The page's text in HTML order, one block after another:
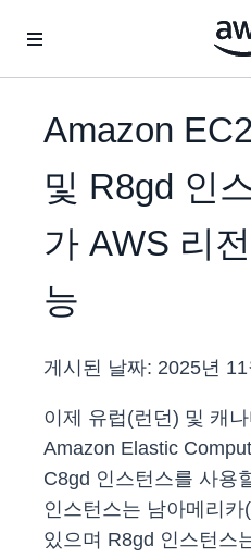
Amazon
및 R8gd 인
가 AWS 리
능
게시된 날짜: 2025년
이제 유럽(런던) 및 캐
Amazon Elastic
C8gd 인스턴스를 사용
인스턴스는 남아메리
있으며 R8gd 인스턴스